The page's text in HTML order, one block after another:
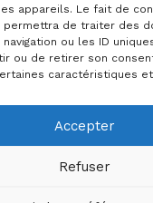
appareils. Le fait de
permettra de traiter des
ou les ID
ou de retirer son
caractéristiques
Accepter
Refuser
Mentions légales
RGPD